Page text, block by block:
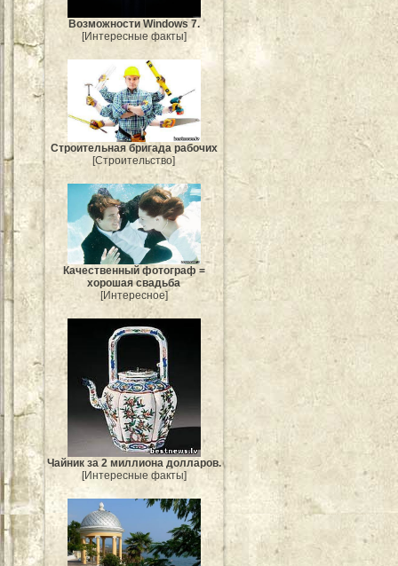
Возможности Windows 7.
[Интересные факты]
Строительная бригада рабочих
[Строительство]
Качественный фотограф =
хорошая свадьба
[Интересное]
Чайник за 2 миллиона долларов.
[Интересные факты]